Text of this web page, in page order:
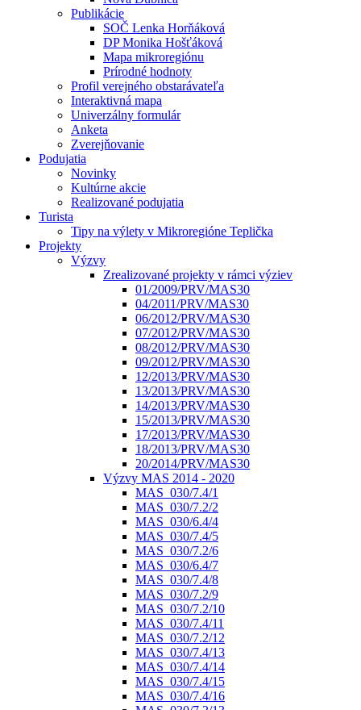
Publikácie
SOČ Lenka Horňáková
DP Monika Hošťáková
Mapa mikroregiónu
Prírodné hodnoty
Profil verejného obstarávateľa
Interaktivná mapa
Univerzálny formulár
Anketa
Zverejňovanie
Podujatia
Novinky
Kultúrne akcie
Realizované podujatia
Turista
Tipy na výlety v Mikroregióne Teplička
Projekty
Výzvy
Zrealizované projekty v rámci výziev
01/2009/PRV/MAS30
04/2011/PRV/MAS30
06/2012/PRV/MAS30
07/2012/PRV/MAS30
08/2012/PRV/MAS30
09/2012/PRV/MAS30
12/2013/PRV/MAS30
13/2013/PRV/MAS30
14/2013/PRV/MAS30
15/2013/PRV/MAS30
17/2013/PRV/MAS30
18/2013/PRV/MAS30
20/2014/PRV/MAS30
Výzvy MAS 2014 - 2020
MAS_030/7.4/1
MAS_030/7.2/2
MAS_030/6.4/4
MAS_030/7.4/5
MAS_030/7.2/6
MAS_030/6.4/7
MAS_030/7.4/8
MAS_030/7.2/9
MAS_030/7.2/10
MAS_030/7.4/11
MAS_030/7.2/12
MAS_030/7.4/13
MAS_030/7.4/14
MAS_030/7.4/15
MAS_030/7.4/16